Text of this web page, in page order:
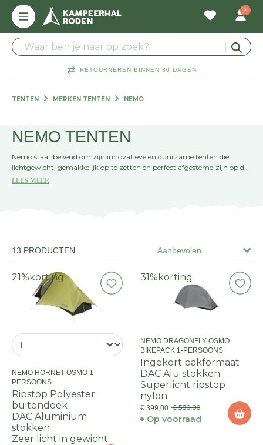
RETOURNEREN BINNEN 30 DAGEN
TENTEN MERKEN TENTEN NEMO
NEMO TENTEN
Nemo staat bekend om zijn innovatieve en duurzame tenten die
lichtgewicht, gemakkelijk op te zetten en perfect afgestemd zijn op de
behoeften van de moderne avonturier. Of je nu op zoek bent naar een
LEES MEER
Aanbevolen
13 PRODUCTEN
21% korting
NEMO HORNET OSMO 1-
PERSOONS
Ripstop Polyester
buitendoek
DAC Aluminium
stokken
Zeer licht in gewicht
31% korting
NEMO DRAGONFLY OSMO
BIKEPACK 1-PERSOONS
Ingekort pakformaat
DAC Alu stokken
Superlicht ripstop
nylon
€ 399,00 € 580,00
Op voorraad